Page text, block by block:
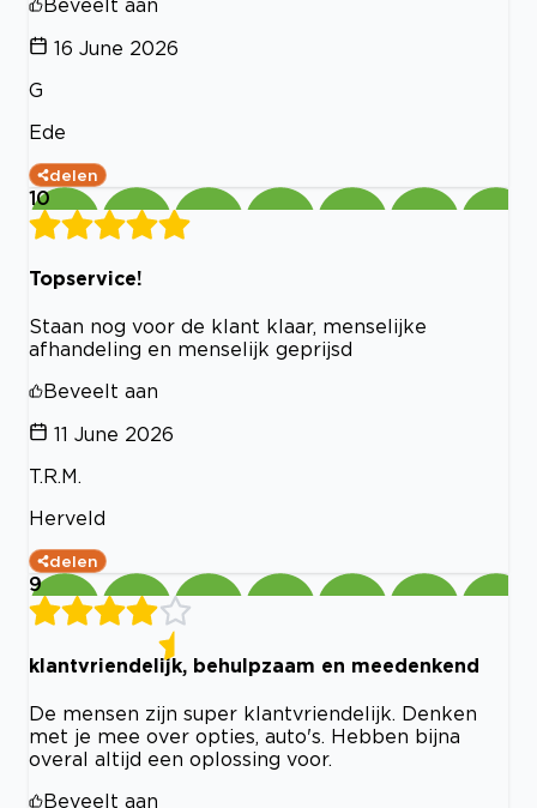
Beveelt aan
16 June 2026
G
Ede
delen
10
Topservice!
Staan nog voor de klant klaar, menselijke
afhandeling en menselijk geprijsd
Beveelt aan
11 June 2026
T.R.M.
Herveld
delen
9
klantvriendelijk, behulpzaam en meedenkend
De mensen zijn super klantvriendelijk. Denken
met je mee over opties, auto's. Hebben bijna
overal altijd een oplossing voor.
Beveelt aan